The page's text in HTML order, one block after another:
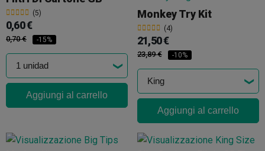
(5)
0,60 €
0,70 € -15%
Aggiungi al carrello
Monkey Try Kit
(4)
21,50 €
23,89 € -10%
Aggiungi al carrello